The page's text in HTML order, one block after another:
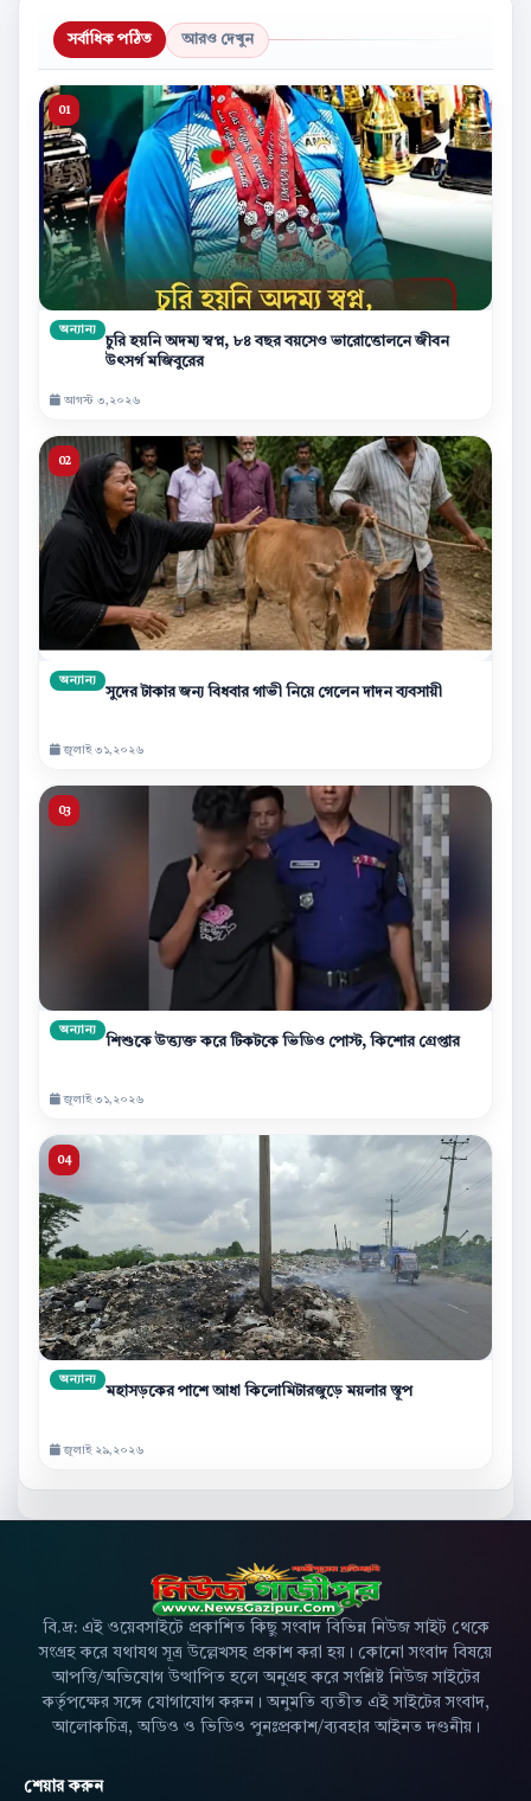
সর্বাধিক পঠিত আরও দেখুন
অন্যান্য
চুরি হয়নি অদম্য স্বপ্ন, ৮৪ বছর বয়সেও ভারোত্তোলনে জীবন
উৎসর্গ মজিবুরের
আগস্ট ৩,২০২৬
অন্যান্য
সুদের টাকার জন্য বিধবার গাভী নিয়ে গেলেন দাদন ব্যবসায়ী
জুলাই ৩১,২০২৬
অন্যান্য
শিশুকে উত্ত্যক্ত করে টিকটকে ভিডিও পোস্ট, কিশোর গ্রেপ্তার
জুলাই ৩১,২০২৬
অন্যান্য
মহাসড়কের পাশে আধা কিলোমিটারজুড়ে ময়লার স্তূপ
জুলাই ২৯,২০২৬
বি.দ্র: এই ওয়েবসাইটে প্রকাশিত কিছু সংবাদ বিভিন্ন নিউজ সাইট থেকে
সংগ্রহ করে যথাযথ সূত্র উল্লেখসহ প্রকাশ করা হয়। কোনো সংবাদ বিষয়ে
আপত্তি/অভিযোগ উত্থাপিত হলে অনুগ্রহ করে সংশ্লিষ্ট নিউজ সাইটের
কর্তৃপক্ষের সঙ্গে যোগাযোগ করুন। অনুমতি ব্যতীত এই সাইটের সংবাদ,
আলোকচিত্র, অডিও ও ভিডিও পুনঃপ্রকাশ/ব্যবহার আইনত দণ্ডনীয়।
শেয়ার করুন